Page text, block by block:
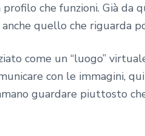
che funzioni. Già da
quello che riguarda
come un “luogo”
con le immagini,
guardare piuttosto